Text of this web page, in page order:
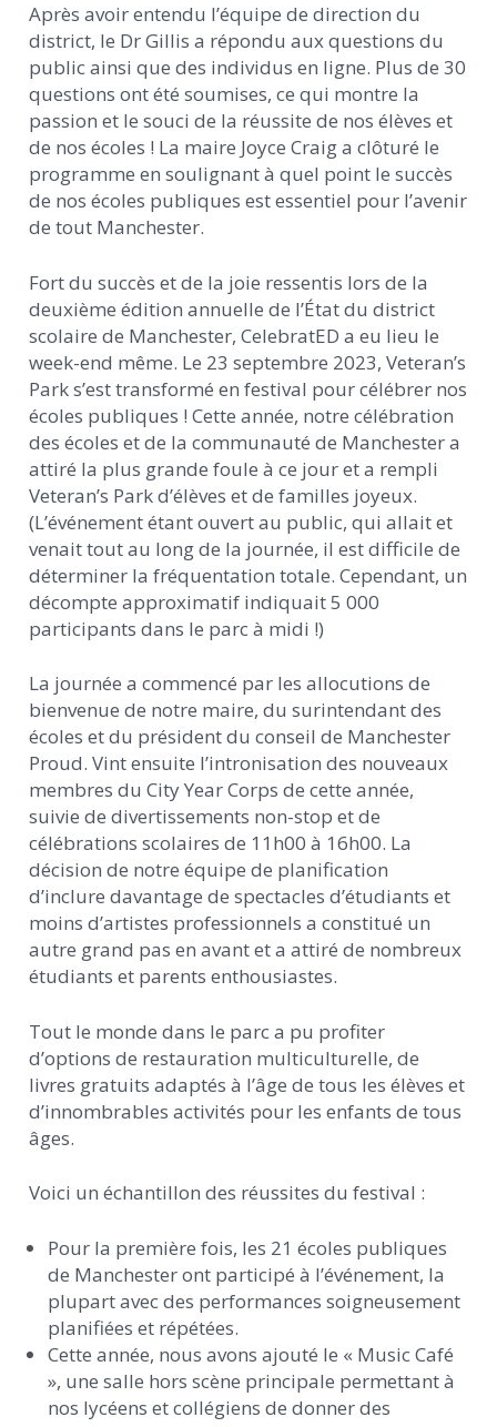
Après avoir entendu l’équipe de direction du
district, le Dr Gillis a répondu aux questions du
public ainsi que des individus en ligne. Plus de 30
questions ont été soumises, ce qui montre la
passion et le souci de la réussite de nos élèves et
de nos écoles ! La maire Joyce Craig a clôturé le
programme en soulignant à quel point le succès
de nos écoles publiques est essentiel pour l’avenir
de tout Manchester.
Fort du succès et de la joie ressentis lors de la
deuxième édition annuelle de l’État du district
scolaire de Manchester, CelebratED a eu lieu le
week-end même. Le 23 septembre 2023, Veteran’s
Park s’est transformé en festival pour célébrer nos
écoles publiques ! Cette année, notre célébration
des écoles et de la communauté de Manchester a
attiré la plus grande foule à ce jour et a rempli
Veteran’s Park d’élèves et de familles joyeux.
(L’événement étant ouvert au public, qui allait et
venait tout au long de la journée, il est difficile de
déterminer la fréquentation totale. Cependant, un
décompte approximatif indiquait 5 000
participants dans le parc à midi !)
La journée a commencé par les allocutions de
bienvenue de notre maire, du surintendant des
écoles et du président du conseil de Manchester
Proud. Vint ensuite l’intronisation des nouveaux
membres du City Year Corps de cette année,
suivie de divertissements non-stop et de
célébrations scolaires de 11h00 à 16h00. La
décision de notre équipe de planification
d’inclure davantage de spectacles d’étudiants et
moins d’artistes professionnels a constitué un
autre grand pas en avant et a attiré de nombreux
étudiants et parents enthousiastes.
Tout le monde dans le parc a pu profiter
d’options de restauration multiculturelle, de
livres gratuits adaptés à l’âge de tous les élèves et
d’innombrables activités pour les enfants de tous
âges.
Voici un échantillon des réussites du festival :
Pour la première fois, les 21 écoles publiques
de Manchester ont participé à l’événement, la
plupart avec des performances soigneusement
planifiées et répétées.
Cette année, nous avons ajouté le « Music Café
», une salle hors scène principale permettant à
nos lycéens et collégiens de donner des